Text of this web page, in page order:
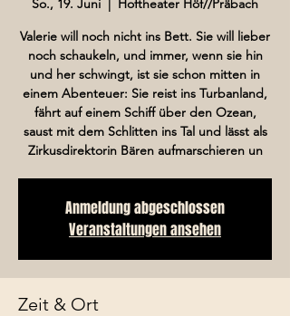
So., 19. Juni
  |
Hoftheater Höf//Präbach
Valerie will noch nicht ins Bett. Sie will lieber
noch schaukeln, und immer, wenn sie hin
und her schwingt, ist sie schon mitten in
einem Abenteuer: Sie reist ins Turbanland,
fährt auf einem Schiff über den Ozean,
saust mit dem Schlitten ins Tal und lässt als
Zirkusdirektorin Bären aufmarschieren un
Anmeldung abgeschlossen
Veranstaltungen ansehen
Zeit & Ort